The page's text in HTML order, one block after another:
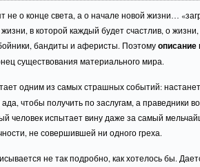
не о конце света, а о начале новой жизни…
в которой каждый будет счастлив, о
бандиты и аферисты. Поэтомуописание
существования материального мира.
одним из самых страшных событий:
чтобы получить по заслугам, а праведники
человек испытает вину даже за самый
не совершившей ни одного греха.
не так подробно, как хотелось бы.